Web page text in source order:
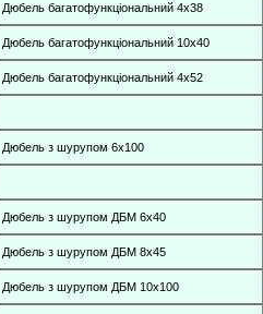
Дюбель багатофункціональний 4х38
Дюбель багатофункціональний 10х40
Дюбель багатофункціональний 4х52
Дюбель з шурупом 6х100
Дюбель з шурупом ДБМ 6х40
Дюбель з шурупом ДБМ 8х45
Дюбель з шурупом ДБМ 10х100